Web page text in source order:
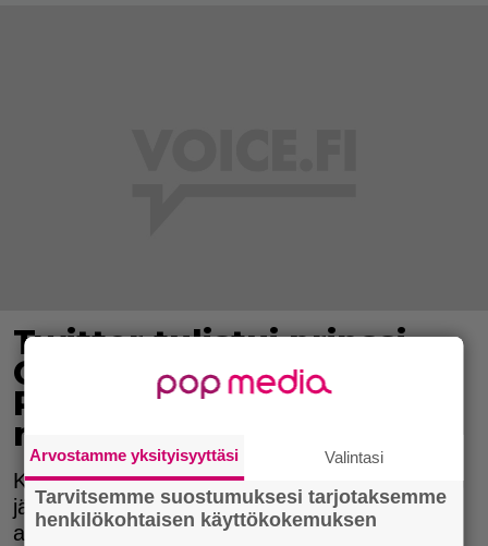
Twitter tulistui prinssi
Charlesille – antoi Katy
Perrylle yllättävän
nimityksen
Katy Perry nimitettiin British Asian Trust -
järjestön lähettilääksi. Somekansa ei pitänyt
amerikkalaisen poptähden valintaa sopivana.
Arvostamme yksityisyyttäsi Valintasi
Tarvitsemme suostumuksesi tarjotaksemme
henkilökohtaisen käyttökokemuksen